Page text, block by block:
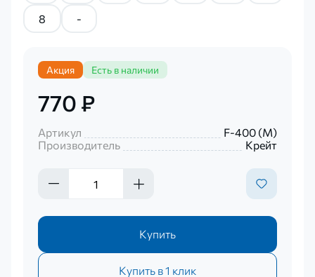
8 -
Акция Есть в наличии
770 ₽
Артикул
F-400 (М)
Производитель
Крейт
Купить
Купить в 1 клик